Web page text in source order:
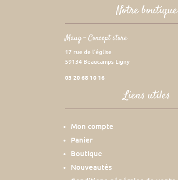
Notre boutique
Maug – Concept store
17 rue de l’église
59134 Beaucamps-Ligny
03 20 68 10 16
Liens utiles
Mon compte
Panier
Boutique
Nouveautés